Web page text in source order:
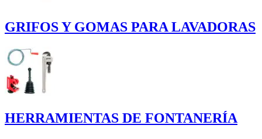
GRIFOS Y GOMAS PARA LAVADORAS
HERRAMIENTAS DE FONTANERÍA